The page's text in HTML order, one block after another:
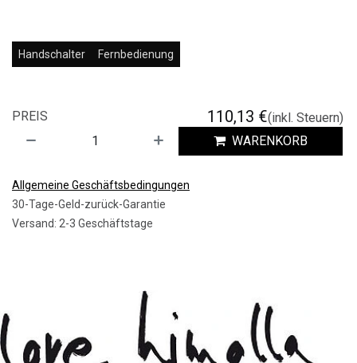
Handschalter Fernbedienung
WARENKORB
PREIS 110,13 €(inkl. Steuern)
Allgemeine Geschäftsbedingungen
30-Tage-Geld-zurück-Garantie
Versand: 2-3 Geschäftstage